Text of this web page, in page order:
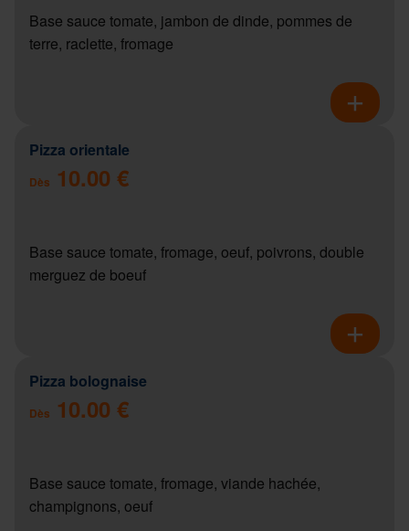
Base sauce tomate, jambon de dinde, pommes de
terre, raclette, fromage
Pizza orientale
Dès 10.00 €
Base sauce tomate, fromage, oeuf, poivrons, double
merguez de boeuf
Pizza bolognaise
Dès 10.00 €
Base sauce tomate, fromage, viande hachée,
champignons, oeuf